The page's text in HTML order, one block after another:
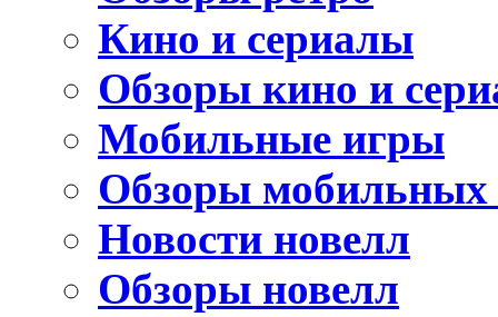
Кино и сериалы
Обзоры кино и
Мобильные игры
Обзоры мобильных
Новости новелл
Обзоры новелл